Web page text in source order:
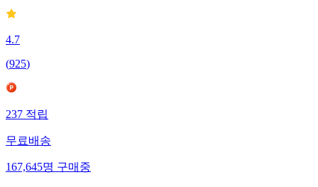
4.7
(925)
237적립
무료배송
167,645명구매중